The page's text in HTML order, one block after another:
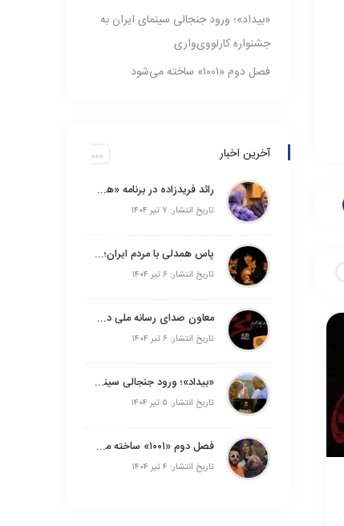
«بیداد»؛ ورود جنجالی سینمای ایران به
جشنواره کارلووی‌واری
فصل دوم «۱۰۰۱» ساخته می‌شود
آخرین اخبار
رائد فریدزاده در برنامه «هفت» مطرح کرد: هر کسی که برای ایران فیلم بسازد در‌ها به رویش باز است/ دبیر جشنواره فجر به‌زودی اعلام می‌شود
تاریخ انتشار: ۷ تیر ۱۴۰۴
پاس همدلی با مردم ایران؛ اولین اجرای «آداب شکار روباه» رایگان روی صحنه می‌رود
تاریخ انتشار: ۶ تیر ۱۴۰۴
معاون صدای رسانه ملی در افتتاحیه «رادیو محرم» مطرح کرد: رادیو در ایام محرم‌؛ تجلی‌گاه حماسه و معنویت/ پخش هزار و ۱۸۶ ساعت برنامه در ماه محرم
تاریخ انتشار: ۶ تیر ۱۴۰۴
«بیداد»؛ ورود جنجالی سینمای ایران به جشنواره کارلووی‌واری
تاریخ انتشار: ۵ تیر ۱۴۰۴
فصل دوم «۱۰۰۱» ساخته می‌شود
تاریخ انتشار: ۴ تیر ۱۴۰۴